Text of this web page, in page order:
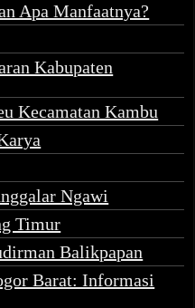
Apa Manfaatnya?
Kabupaten
Kecamatan Kambu
Ngawi
Timur
Balikpapan
Barat: Informasi